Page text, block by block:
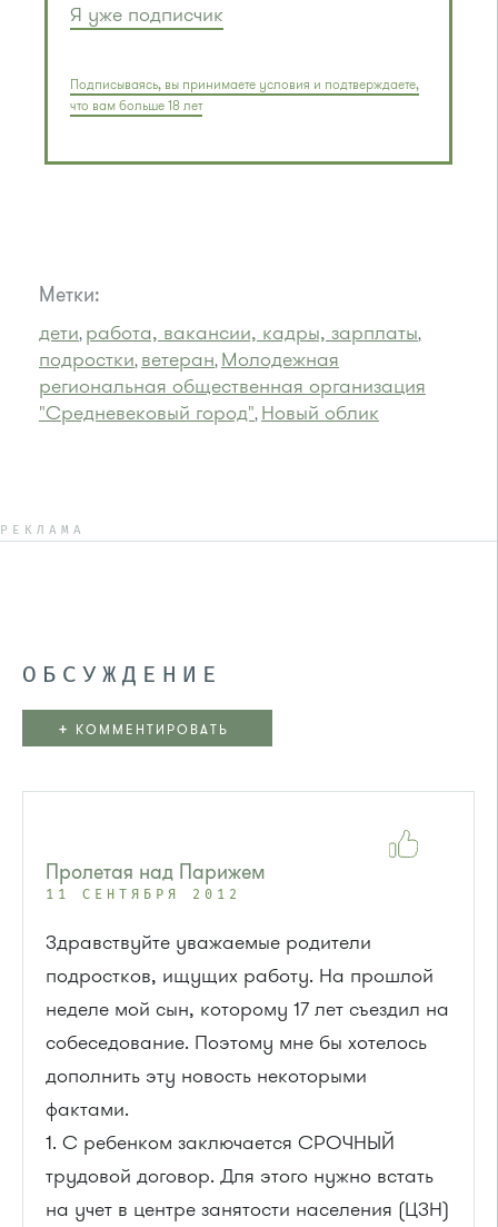
Я уже подписчик
Подписываясь, вы принимаете условия и подтверждаете,
что вам больше 18 лет
Метки:
дети, работа, вакансии, кадры, зарплаты,
подростки, ветеран, Молодежная
региональная общественная организация
"Средневековый город", Новый облик
РЕКЛАМА
ОБСУЖДЕНИЕ
+ КОММЕНТИРОВАТЬ
Пролетая над Парижем
11 СЕНТЯБРЯ 2012
Здравствуйте уважаемые родители
подростков, ищущих работу. На прошлой
неделе мой сын, которому 17 лет съездил на
собеседование. Поэтому мне бы хотелось
дополнить эту новость некоторыми
фактами.
1. С ребенком заключается СРОЧНЫЙ
трудовой договор. Для этого нужно встать
на учет в центре занятости населения (ЦЗН)